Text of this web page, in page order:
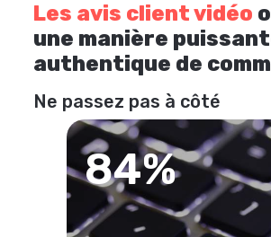
Les avis client vidéo
une manière
authentique de
Ne passez pas à côté
84%